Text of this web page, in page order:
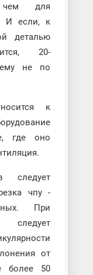
чем для
И если, к
деталью
20-
ему не по
к
где оно
следует
чпу -
При
от
более 50